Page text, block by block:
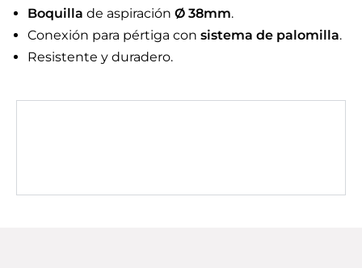
Boquilla de aspiración Ø 38mm.
Conexión para pértiga con sistema de palomilla.
Resistente y duradero.